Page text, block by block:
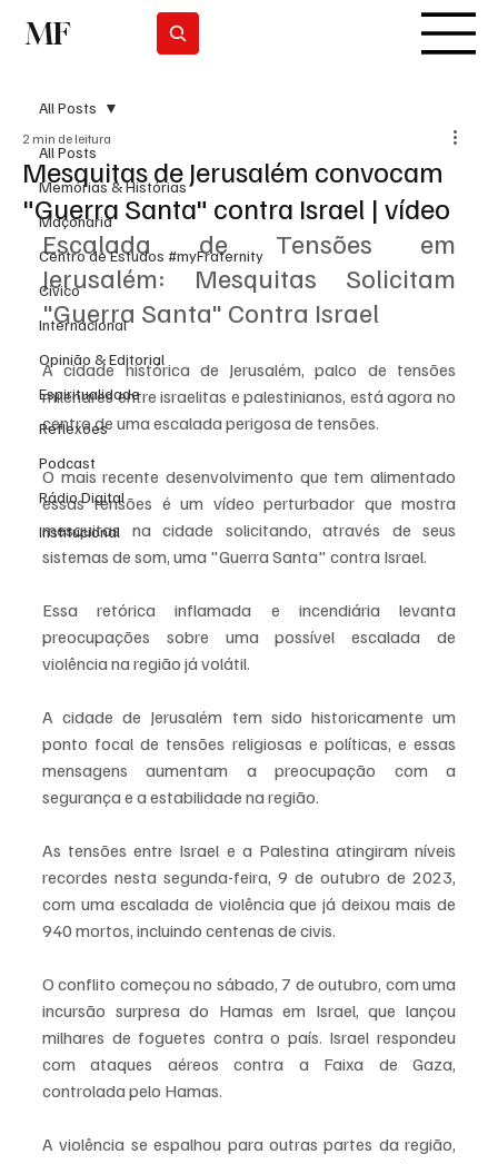
MF
All Posts
Memórias & Histórias
Maçonaria
Centro de Estudos #myFraternity
Cívico
Internacional
Opinião & Editorial
Espiritualidade
Reflexões
Podcast
Rádio Digital
Institucional
All Posts
Mesquitas de Jerusalém convocam
"Guerra Santa" contra Israel | vídeo
2 min de leitura
Escalada de Tensões em
Jerusalém: Mesquitas Solicitam
"Guerra Santa" Contra Israel
A cidade histórica de Jerusalém, palco de tensões
milenares entre israelitas e palestinianos, está agora no
centro de uma escalada perigosa de tensões.
O mais recente desenvolvimento que tem alimentado
essas tensões é um vídeo perturbador que mostra
mesquitas na cidade solicitando, através de seus
sistemas de som, uma "Guerra Santa" contra Israel.
Essa retórica inflamada e incendiária levanta
preocupações sobre uma possível escalada de
violência na região já volátil.
A cidade de Jerusalém tem sido historicamente um
ponto focal de tensões religiosas e políticas, e essas
mensagens aumentam a preocupação com a
segurança e a estabilidade na região.
As tensões entre Israel e a Palestina atingiram níveis
recordes nesta segunda-feira, 9 de outubro de 2023,
com uma escalada de violência que já deixou mais de
940 mortos, incluindo centenas de civis.
O conflito começou no sábado, 7 de outubro, com uma
incursão surpresa do Hamas em Israel, que lançou
milhares de foguetes contra o país. Israel respondeu
com ataques aéreos contra a Faixa de Gaza,
controlada pelo Hamas.
A violência se espalhou para outras partes da região,